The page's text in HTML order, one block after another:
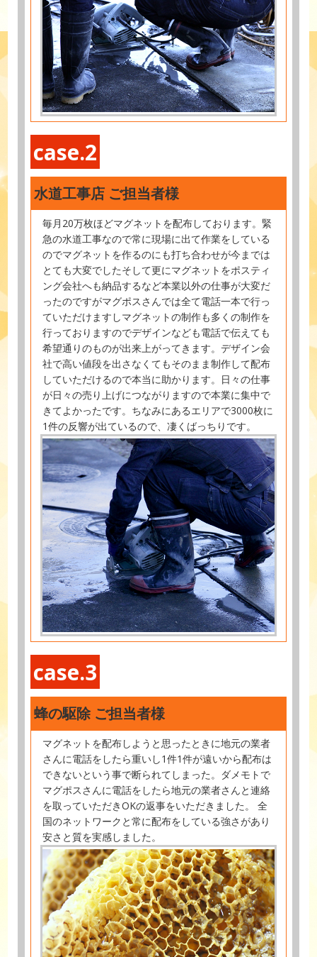
case.2
水道工事店 ご担当者様
毎月20万枚ほどマグネットを配布しております。緊
急の水道工事なので常に現場に出て作業をしている
のでマグネットを作るのにも打ち合わせが今までは
とても大変でしたそして更にマグネットをポスティ
ング会社へも納品するなど本業以外の仕事が大変だ
ったのですがマグポスさんでは全て電話一本で行っ
ていただけますしマグネットの制作も多くの制作を
行っておりますのでデザインなども電話で伝えても
希望通りのものが出来上がってきます。デザイン会
社で高い値段を出さなくてもそのまま制作して配布
していただけるので本当に助かります。日々の仕事
が日々の売り上げにつながりますので本業に集中で
きてよかったです。ちなみにあるエリアで3000枚に
1件の反響が出ているので、凄くばっちりです。
case.3
蜂の駆除 ご担当者様
マグネットを配布しようと思ったときに地元の業者
さんに電話をしたら重いし1件1件が遠いから配布は
できないという事で断られてしまった。ダメモトで
マグポスさんに電話をしたら地元の業者さんと連絡
を取っていただきOKの返事をいただきました。 全
国のネットワークと常に配布をしている強さがあり
安さと質を実感しました。